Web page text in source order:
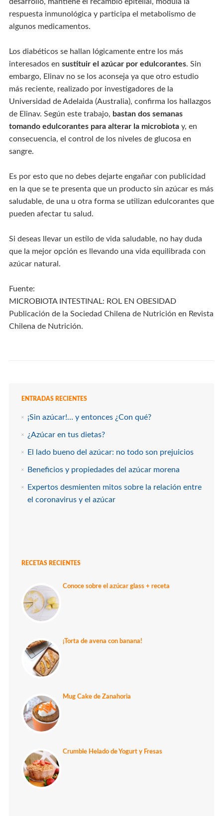
respuesta inmunológica y participa el metabolismo de
algunos medicamentos.
Los diabéticos se hallan lógicamente entre los más
interesados en sustituir el azúcar por edulcorantes. Sin
embargo, Elinav no se los aconseja ya que otro estudio
más reciente, realizado por investigadores de la
Universidad de Adelaida (Australia), confirma los hallazgos
de Elinav. Según este trabajo, bastan dos semanas
tomando edulcorantes para alterar la microbiota y, en
consecuencia, el control de los niveles de glucosa en
sangre.
Es por esto que no debes dejarte engañar con publicidad
en la que se te presenta que un producto sin azúcar es más
saludable, de una u otra forma se utilizan edulcorantes que
pueden afectar tu salud.
Si deseas llevar un estilo de vida saludable, no hay duda
que la mejor opción es llevando una vida equilibrada con
azúcar natural.
Fuente:
MICROBIOTA INTESTINAL: ROL EN OBESIDAD
Publicación de la Sociedad Chilena de Nutrición en Revista
Chilena de Nutrición.
ENTRADAS RECIENTES
¡Sin azúcar!… y entonces ¿Con qué?
¿Azúcar en tus dietas?
El lado bueno del azúcar: no todo son prejuicios
Beneficios y propiedades del azúcar morena
Expertos desmienten mitos sobre la relación entre
el coronavirus y el azúcar
RECETAS RECIENTES
Conoce sobre el azúcar glass + receta
¡Torta de avena con banana!
Mug Cake de Zanahoria
Crumble Helado de Yogurt y Fresas